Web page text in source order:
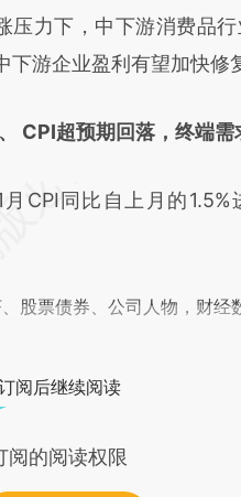
压力下，中下游消费品行
下游企业盈利有望加快修
CPI超预期回落，终端需
同比自上月的1.5%
股票债券、公司人物，财经
阅后继续阅读
的阅读权限